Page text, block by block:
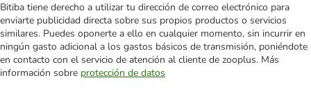
Bitiba tiene derecho a utilizar tu dirección de correo electrónico para
enviarte publicidad directa sobre sus propios productos o servicios
similares. Puedes oponerte a ello en cualquier momento, sin incurrir en
ningún gasto adicional a los gastos básicos de transmisión, poniéndote
en contacto con el servicio de atención al cliente de zooplus. Más
información sobre protección de datos